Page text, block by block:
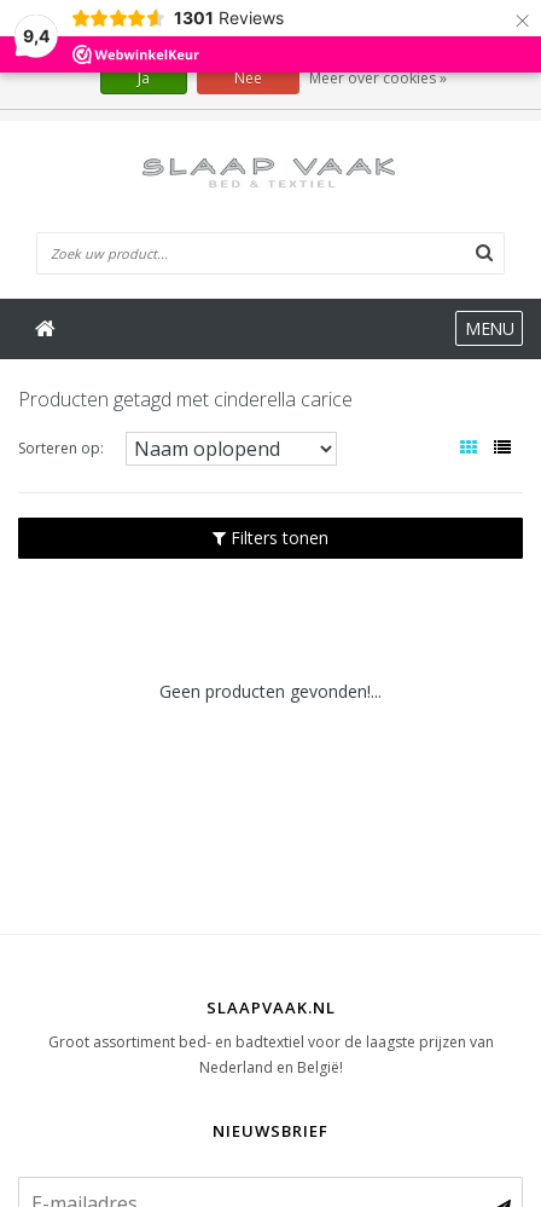
9,4
1301 Reviews ×
MENU
Producten getagd met cinderella carice
Sorteren op:
Filters tonen
Geen producten gevonden!...
SLAAPVAAK.NL
Groot assortiment bed- en badtextiel voor de laagste prijzen van
Nederland en België!
NIEUWSBRIEF
Wij slaan cookies op om onze website te verbeteren. Is dat akkoord?
Ja Nee Meer over cookies »